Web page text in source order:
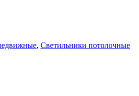
, Светильники потолочные